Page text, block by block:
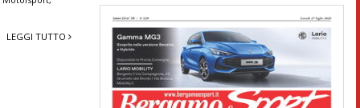
LEGGI TUTTO